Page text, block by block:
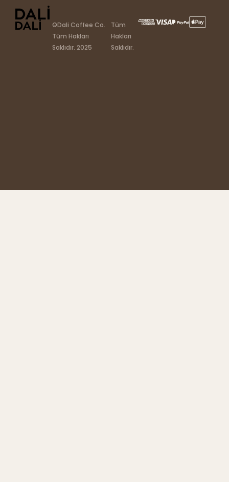
©Dali Coffee Co.
Tüm Hakları
Saklıdır. 2025
Tüm
Hakları
Saklıdır.